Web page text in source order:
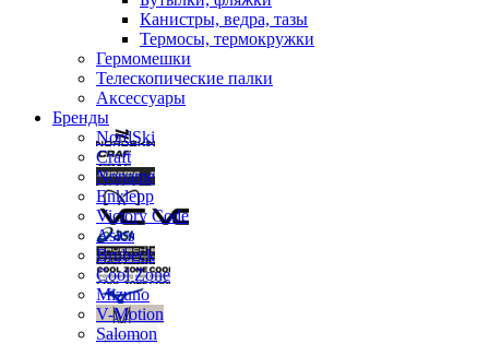
Канистры, ведра, тазы
Термосы, термокружки
Гермомешки
Телескопические палки
Аксессуары
Бренды
NordSki
Craft
Noname
Enklepp
Victory Code
Asics
Brubeck
Cool Zone
Mizuno
V-Motion
Salomon